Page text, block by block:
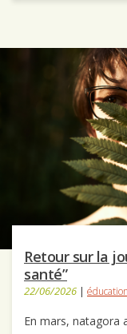
Retour sur la
santé”
22/06/2026 |
En mars, natagora